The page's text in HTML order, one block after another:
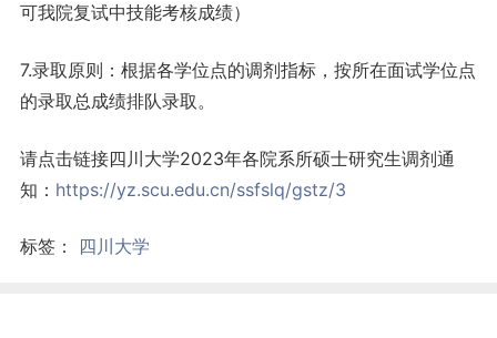
可我院复试中技能考核成绩）
7.录取原则：根据各学位点的调剂指标，按所在面试学位点
的录取总成绩排队录取。
请点击链接四川大学2023年各院系所硕士研究生调剂通
知： https://yz.scu.edu.cn/ssfslq/gstz/3
标签： 四川大学